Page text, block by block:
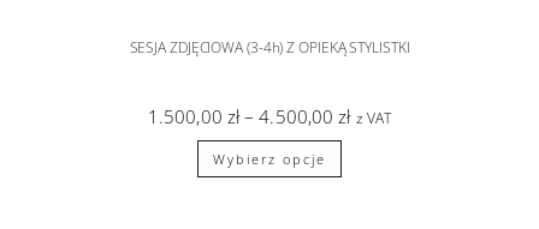
SESJA ZDJĘCIOWA (3-4h) Z OPIEKĄ STYLISTKI
1.500,00 zł – 4.500,00zł z VAT
Wybierz opcje